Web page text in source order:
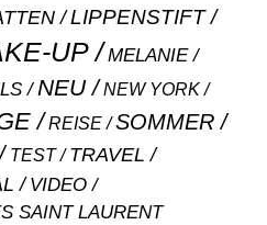
LIPPENSTIFT
UP MELANIE
NEU NEW YORK
REISE SOMMER
TEST TRAVEL
VIDEO
SAINT LAURENT